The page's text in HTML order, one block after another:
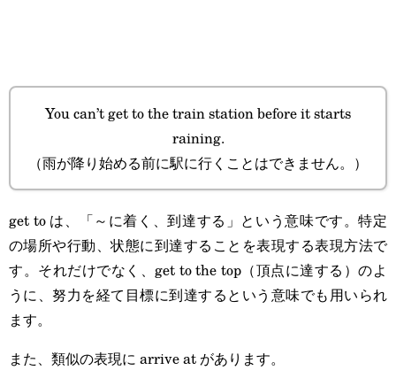
You can’t get to the train station before it starts
raining.
（雨が降り始める前に駅に行くことはできません。）
get to は、「～に着く、到達する」という意味です。特定
の場所や行動、状態に到達することを表現する表現方法で
す。それだけでなく、get to the top（頂点に達する）のよ
うに、努力を経て目標に到達するという意味でも用いられ
ます。
また、類似の表現に arrive at があります。